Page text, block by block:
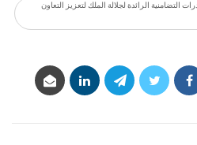
التضامنية الرائدة لجلالة الملك لتعزيز التعاون